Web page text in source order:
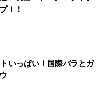
！！
いっぱい！国際バラとガ